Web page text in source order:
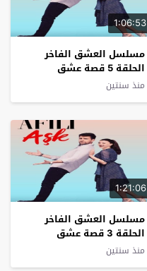
1:06:53
مسلسل العشق الفاخر
الحلقة 5 قصة عشق
منذ سنتين
1:21:06
مسلسل العشق الفاخر
الحلقة 3 قصة عشق
منذ سنتين